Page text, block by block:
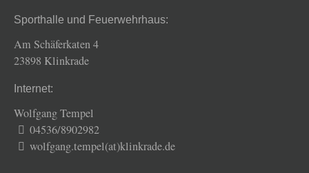
Sporthalle und Feuerwehrhaus:
Am Schäferkaten 4
23898 Klinkrade
Internet:
Wolfgang Tempel
04536/8902982
wolfgang.tempel(at)klinkrade.de